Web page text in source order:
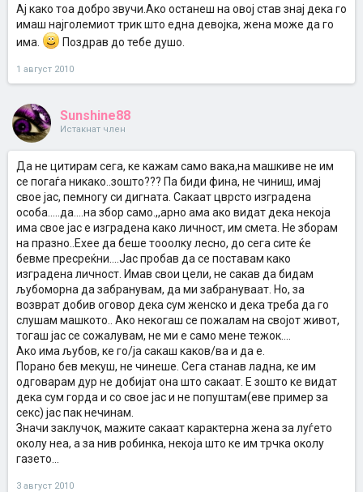
Строгост треба и свое јас, ама секако во границите на нормалата.
Треба да знаеш како да го направиш тоа.
Ај како тоа добро звучи.Ако останеш на овој став знај дека го
имаш најголемиот трик што една девојка, жена може да го
има.
Поздрав до тебе душо.
1 август 2010
Sunshine88
Истакнат член
Да не цитирам сега, ке кажам само вака,на машкиве не им
се погаѓа никако..зошто??? Па биди фина, не чиниш, имај
свое јас, пемногу си дигната. Сакаат цврсто изградена
особа.....да....на збор само.,,арно ама ако видат дека некоја
има свое јас е изградена како личност, им смета. Не зборам
на празно..Ехее да беше тооолку лесно, до сега сите ќе
бевме пресреќни....Јас пробав да се поставам како
изградена личност. Имав свои цели, не сакав да бидам
љубоморна да забранувам, да ми забрануваат. Но, за
возврат добив оговор дека сум женско и дека треба да го
слушам машкото.. Ако некогаш се пожалам на својот живот,
тогаш јас се сожалувам, не ми е само мене тежок....
Ако има љубов, ке го/ја сакаш каков/ва и да е.
Порано бев мекуш, не чинеше. Сега станав ладна, ке им
одговарам дур не добијат она што сакаат. Е зошто ке видат
дека сум горда и со свое јас и не попуштам(еве пример за
секс) јас пак нечинам.
Значи заклучок, мажите сакаат карактерна жена за луѓето
околу неа, а за нив робинка, некоја што ке им трчка околу
газето...
3 август 2010